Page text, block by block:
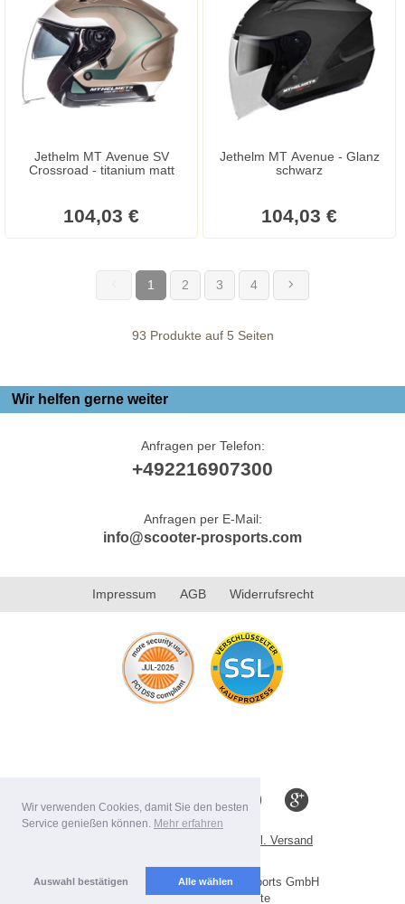
Wir verwenden Cookies, damit Sie den besten
Service genießen können. Mehr erfahren
Auswahl bestätigen Alle wählen
Jethelm MT Avenue SV
Crossroad - titanium matt
104,03 €
Jethelm MT Avenue - Glanz
schwarz
104,03 €
1 (current)
2 3 4
93 Produkte auf 5 Seiten
Wir helfen gerne weiter
Anfragen per Telefon:
+492216907300
Anfragen per E-Mail:
info@scooter-prosports.com
Impressum AGB Widerrufsrecht
Alle Preise inkl. MwSt. evtl. zzgl. Versand
Copyright 2026 by Scooter-ProSports GmbH
Mobile Shop by Shopgate